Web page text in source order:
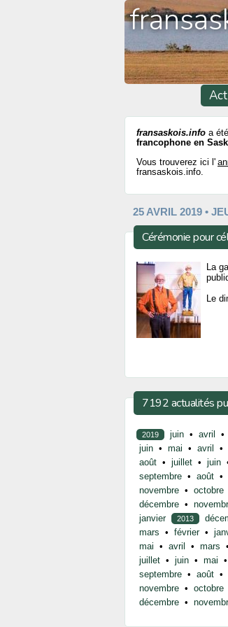
fransaskois.info a
francophone en
Vous trouverez ici l'
fransaskois.info.
25 AVRIL 2019 •
Cérémonie pour
La
Le
7192 actualités
2019 juin • avril •
juin • mai • avril •
août • juillet • juin
septembre • août •
novembre • octobre
décembre •
janvier
2013
mars • février •
mai • avril • mars •
juillet • juin • mai •
septembre • août •
novembre • octobre
décembre •